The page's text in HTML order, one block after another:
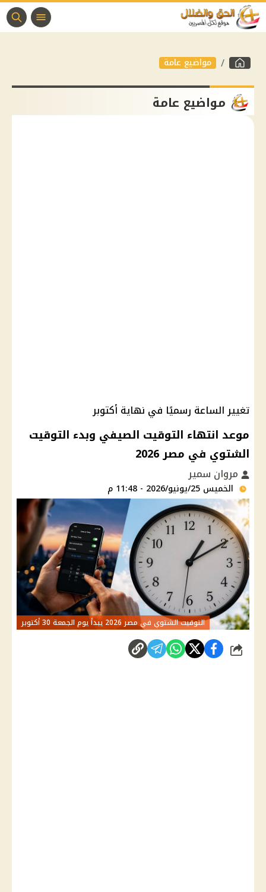
مواضيع عامة
مواضيع عامة
تغيير الساعة رسميًا في نهاية أكتوبر
موعد انتهاء التوقيت الصيفي وبدء التوقيت
الشتوي في مصر 2026
مروان سمير
الخميس 25/يونيو/2026 - 11:48 م
التوقيت الشتوي في مصر 2026 يبدأ يوم الجمعة 30 أكتوبر
شارك